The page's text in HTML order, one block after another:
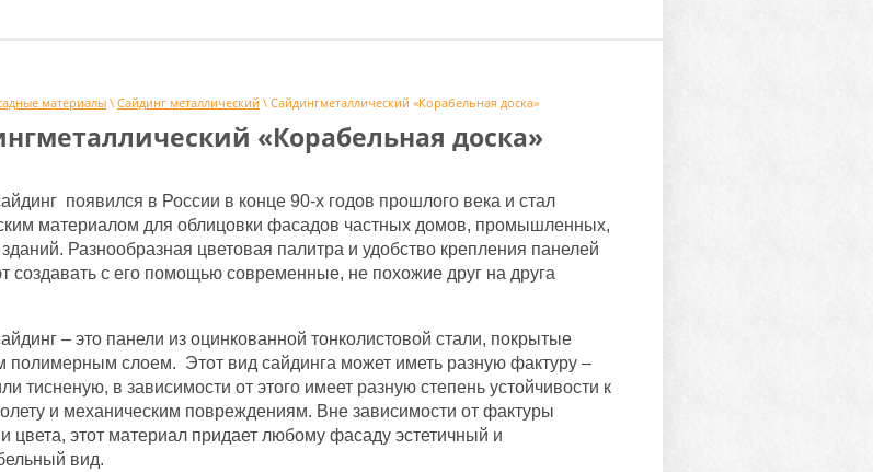
материалы\ Сайдинг металлический \ Сайдингметаллический «Корабельная доска»
«Корабельная доска»
появился в России в конце 90-х годов прошлого века и стал
материалом для облицовки фасадов частных домов, промышленных,
Разнообразная цветовая палитра и удобство крепления панелей
создавать с его помощью современные, не похожие друг на друга
– это панели из оцинкованной тонколистовой стали, покрытые
полимерным слоем. Этот вид сайдинга может иметь разную фактуру –
тисненую, в зависимости от этого имеет разную степень устойчивости к
и механическим повреждениям. Вне зависимости от фактуры
цвета, этот материал придает любому фасаду эстетичный и
вид.